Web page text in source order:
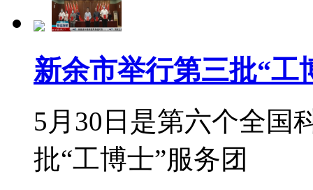
新余市举行第三批“工
5月30日是第六个全国
批“工博士”服务团